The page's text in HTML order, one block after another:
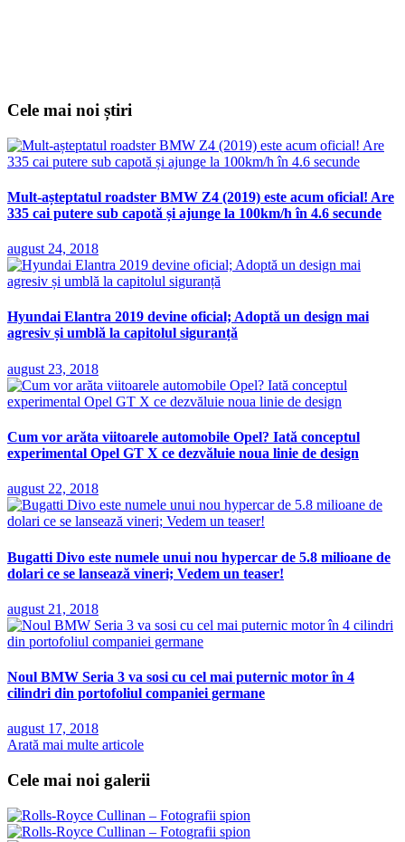
Cele mai noi știri
Mult-așteptatul roadster BMW Z4 (2019) este acum oficial! Are
335 cai putere sub capotă și ajunge la 100km/h în 4.6 secunde
august 24, 2018
Hyundai Elantra 2019 devine oficial; Adoptă un design mai
agresiv și umblă la capitolul siguranță
august 23, 2018
Cum vor arăta viitoarele automobile Opel? Iată conceptul
experimental Opel GT X ce dezvăluie noua linie de design
august 22, 2018
Bugatti Divo este numele unui nou hypercar de 5.8 milioane de
dolari ce se lansează vineri; Vedem un teaser!
august 21, 2018
Noul BMW Seria 3 va sosi cu cel mai puternic motor în 4
cilindri din portofoliul companiei germane
august 17, 2018
Arată mai multe articole
Cele mai noi galerii